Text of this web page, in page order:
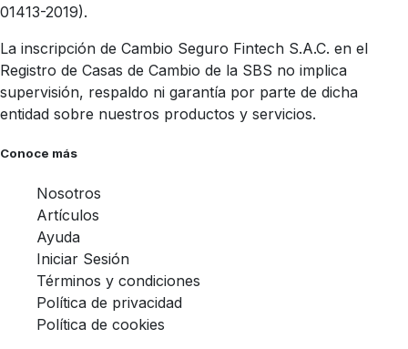
01413-2019).
La inscripción de Cambio Seguro Fintech S.A.C. en el
Registro de Casas de Cambio de la SBS no implica
supervisión, respaldo ni garantía por parte de dicha
entidad sobre nuestros productos y servicios.
Conoce más
Nosotros
Artículos
Ayuda
Iniciar Sesión
Términos y condiciones
Política de privacidad
Política de cookies